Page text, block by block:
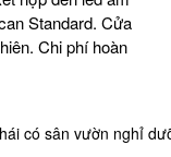
Standard. Cửa
Chi phí hoàn
có sân vườn nghỉ